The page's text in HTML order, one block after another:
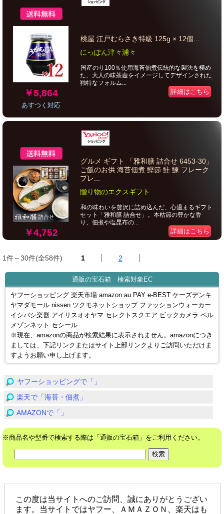
￥5,864
あすつく対応
桃屋 江戸むらさき特級 125g × 12個...
にっぽん津々浦々
国産のり100％使用海苔佃煮伝統的な製法を極め
た、大人の味茶壺をイメージしてデザインされた
独特なフォルム...
詳細はこちら
￥4,752
グルメ ギフト 「雅和膳 詰合せ 6453-30」
ご飯のお供 海苔佃煮 鰹節 鮭 鰊 フレーク
プレ...
贈り物のエクスギフト
和の味わいを贅沢に詰め込んだ、心温まるギフト
セット「雅和膳 詰合せ」。本枯節の豊かな香
り、佃煮や塩昆布の...
詳細はこちら
1件～30件(全58件) 1 2
通販の宝石箱 検索対象EC
ヤフーショッピング 楽天市場 amazon au PAY e-BEST ケーズデンキ
ヤマダモール nissen ツクモネットショップ ファッションウォーカー
イシバシ楽器 アイリスオオヤマ セレクトスクエア ビックカメラ ベル
メゾンネット セシール
※現在、amazonの商品が検索結果に表示されません。amazonにつき
ましては、下記リンクまたはサイト上部リンクよりご訪問いただけま
すようお願い申し上げます。
ヤフーショッピングで「」
楽天で「海苔・佃煮」
AMAZONで「」
※商品名や型番で検索する際は「通販の宝石箱」をご利用ください。
この度は当サイトへのご訪問、誠にありがとうござい
ます。当サイトではヤフー、ＡＭＡＺＯＮ、楽天はも